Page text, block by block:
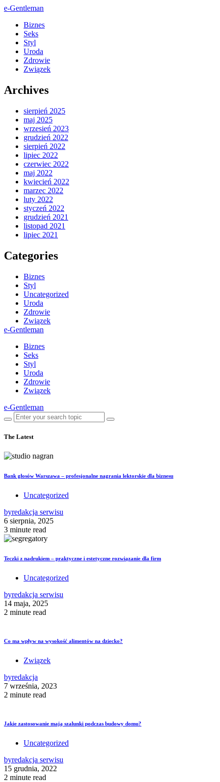
e-Gentleman
Biznes
Seks
Styl
Uroda
Zdrowie
Związek
Archives
sierpień 2025
maj 2025
wrzesień 2023
grudzień 2022
sierpień 2022
lipiec 2022
czerwiec 2022
maj 2022
kwiecień 2022
marzec 2022
luty 2022
styczeń 2022
grudzień 2021
listopad 2021
lipiec 2021
Categories
Biznes
Styl
Uncategorized
Uroda
Zdrowie
Związek
e-Gentleman
Biznes
Seks
Styl
Uroda
Zdrowie
Związek
e-Gentleman
The Latest
Bank głosów Warszawa – profesjonalne nagrania lektorskie dla biznesu
Uncategorized
byredakcja serwisu
6 sierpnia, 2025
3 minute read
Teczki z nadrukiem – praktyczne i estetyczne rozwiązanie dla firm
Uncategorized
byredakcja serwisu
14 maja, 2025
2 minute read
Co ma wpływ na wysokość alimentów na dziecko?
Związek
byredakcja
7 września, 2023
2 minute read
Jakie zastosowanie mają szalunki podczas budowy domu?
Uncategorized
byredakcja serwisu
15 grudnia, 2022
2 minute read